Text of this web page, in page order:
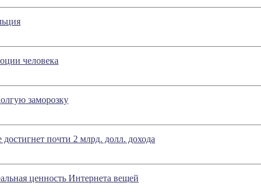
человека
заморозку
почти 2 млрд. долл. дохода
ценность Интернета вещей